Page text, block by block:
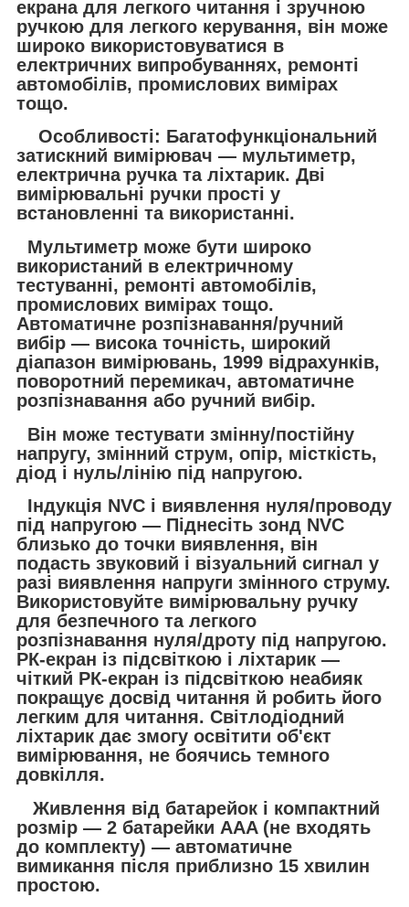
екрана для легкого читання і зручною
ручкою для легкого керування, він може
широко використовуватися в
електричних випробуваннях, ремонті
автомобілів, промислових вимірах
тощо.
Особливості: Багатофункціональний
затискний вимірювач — мультиметр,
електрична ручка та ліхтарик. Дві
вимірювальні ручки прості у
встановленні та використанні.
Мультиметр може бути широко
використаний в електричному
тестуванні, ремонті автомобілів,
промислових вимірах тощо.
Автоматичне розпізнавання/ручний
вибір — висока точність, широкий
діапазон вимірювань, 1999 відрахунків,
поворотний перемикач, автоматичне
розпізнавання або ручний вибір.
Він може тестувати змінну/постійну
напругу, змінний струм, опір, місткість,
діод і нуль/лінію під напругою.
Індукція NVC і виявлення нуля/проводу
під напругою — Піднесіть зонд NVC
близько до точки виявлення, він
подасть звуковий і візуальний сигнал у
разі виявлення напруги змінного струму.
Використовуйте вимірювальну ручку
для безпечного та легкого
розпізнавання нуля/дроту під напругою.
РК-екран із підсвіткою і ліхтарик —
чіткий РК-екран із підсвіткою неабияк
покращує досвід читання й робить його
легким для читання. Світлодіодний
ліхтарик дає змогу освітити об'єкт
вимірювання, не боячись темного
довкілля.
Живлення від батарейок і компактний
розмір — 2 батарейки AAA (не входять
до комплекту) — автоматичне
вимикання після приблизно 15 хвилин
простою.